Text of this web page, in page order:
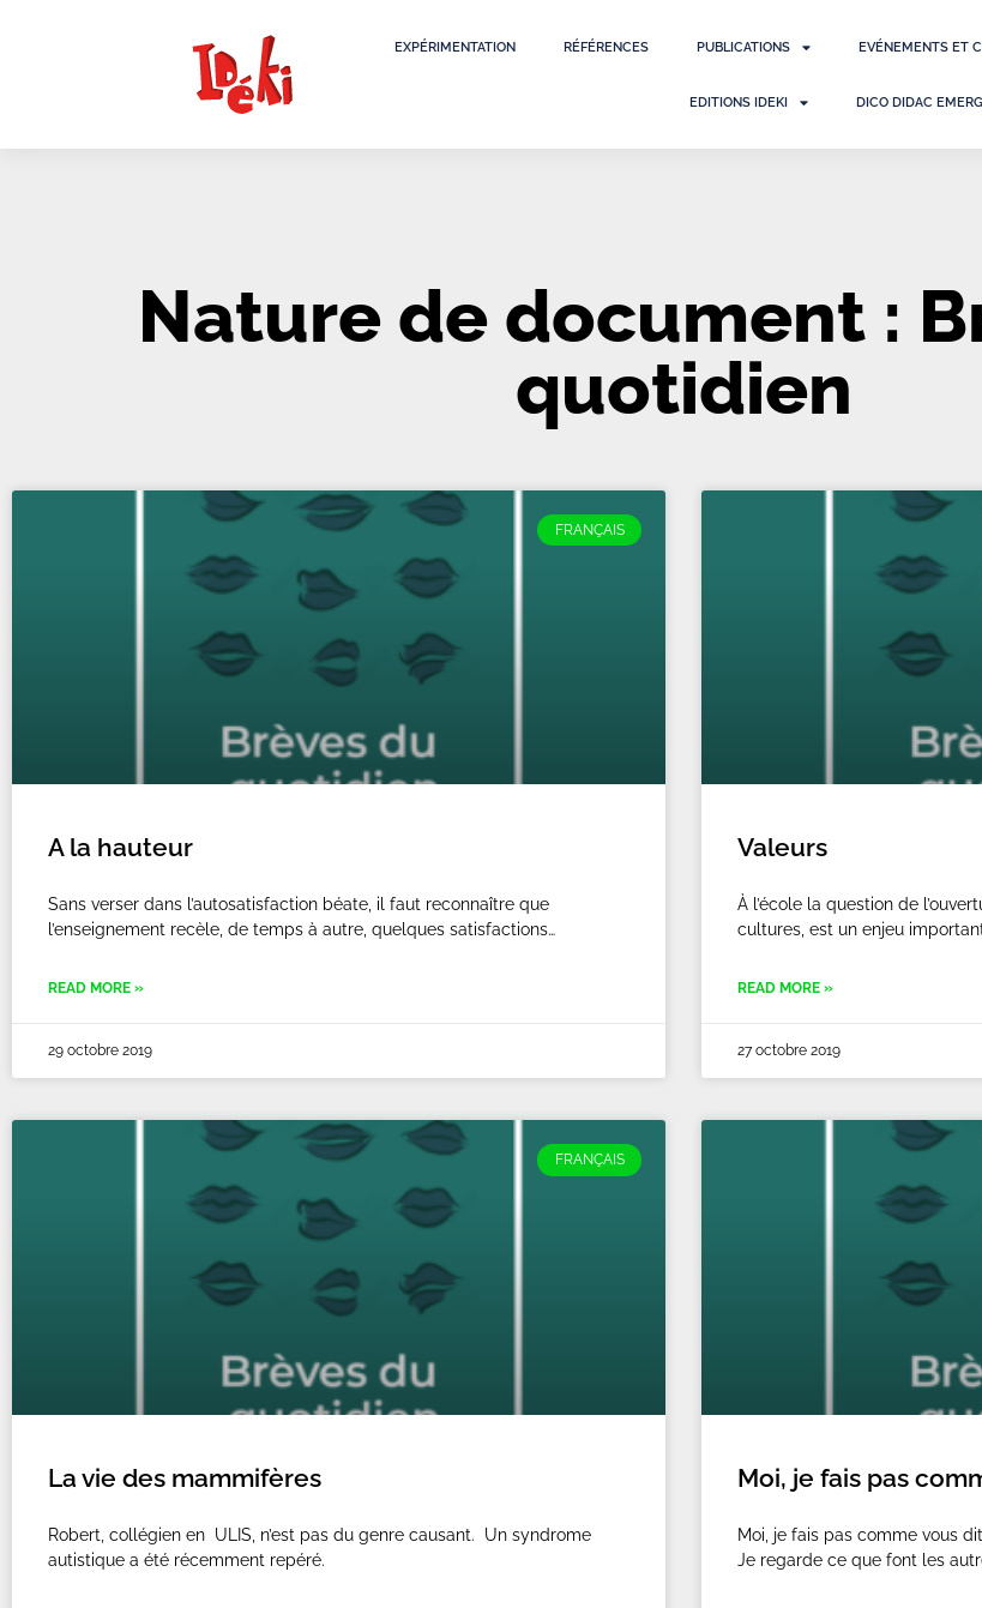
EXPÉRIMENTATION RÉFÉRENCES PUBLICATIONS EVÉNEMENTS ET
EDITIONS IDEKI DICO DIDAC
Nature de document :
quotidien
FRANÇAIS
A la hauteur
Sans verser dans l’autosatisfaction béate, il faut reconnaître que
l’enseignement recèle, de temps à autre, quelques satisfactions…
READ MORE »
29 octobre 2019
Valeurs
À l’école la question de
cultures, est un enjeu
READ MORE »
27 octobre 2019
FRANÇAIS
La vie des mammifères
Robert, collégien en ULIS, n’est pas du genre causant. Un syndrome
autistique a été récemment repéré.
Moi, je fais pas
Moi, je fais pas comme vous
Je regarde ce que font les